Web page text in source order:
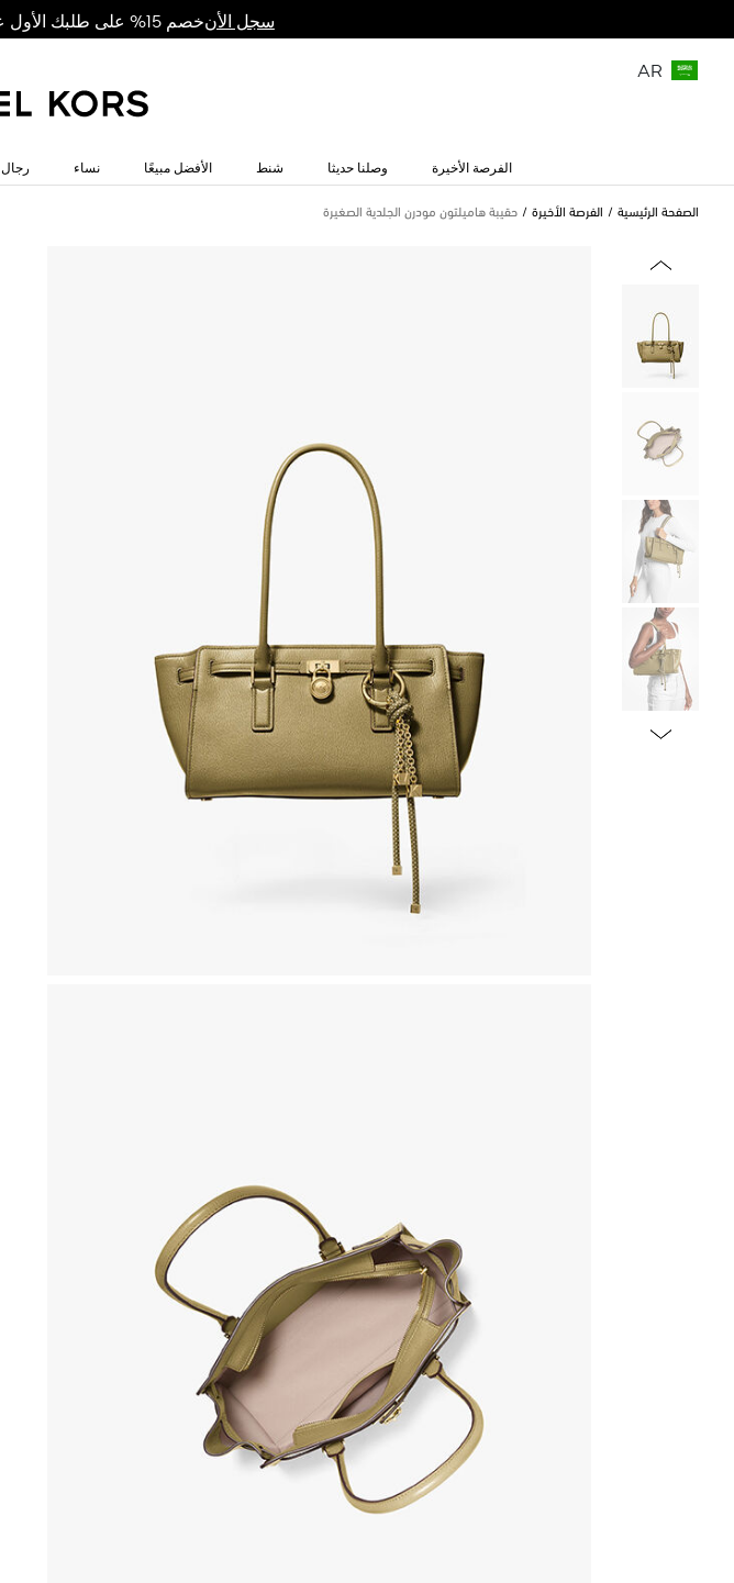
سجل الأنخصم 15% على طلبك الأول عند إنفاق 950 ريال سعودي: MKFIRST
AR
الفرصة الأخيرة وصلنا حديثا شنط الأفضل مبيعًا نساء رجال
الصفحة الرئيسية الفرصة الأخيرة حقيبة هاميلتون مودرن الجلدية الصغيرة